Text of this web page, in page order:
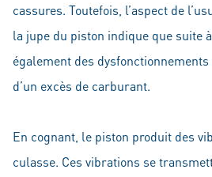
cassures. Toutefois, l’aspect de
la jupe du piston indique que suite
également des
d’un excès de carburant.
En cognant, le piston produit des
culasse. Ces vibrations se